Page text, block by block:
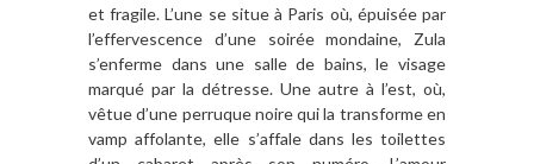
et fragile. L’une se situe à Paris où, épuisée par
l’effervescence d’une soirée mondaine, Zula
s’enferme dans une salle de bains, le visage
marqué par la détresse. Une autre à l’est, où,
vêtue d’une perruque noire qui la transforme en
vamp affolante, elle s’affale dans les toilettes